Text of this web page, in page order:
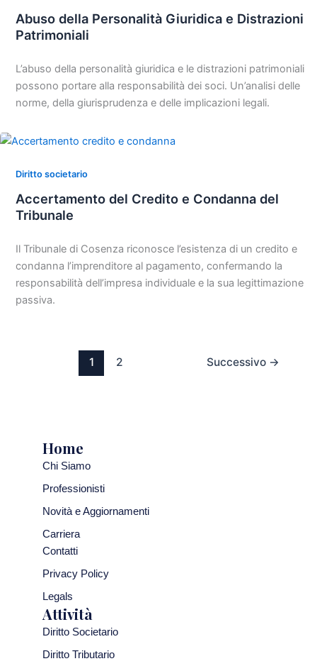
Abuso della Personalità Giuridica e Distrazioni
Patrimoniali
L’abuso della personalità giuridica e le distrazioni patrimoniali
possono portare alla responsabilità dei soci. Un’analisi delle
norme, della giurisprudenza e delle implicazioni legali.
Diritto societario
Accertamento del Credito e Condanna del
Tribunale
Il Tribunale di Cosenza riconosce l’esistenza di un credito e
condanna l’imprenditore al pagamento, confermando la
responsabilità dell’impresa individuale e la sua legittimazione
passiva.
1 2 Successivo →
Home
Chi Siamo
Professionisti
Novità e Aggiornamenti
Carriera
Contatti
Privacy Policy
Legals
Attività
Diritto Societario
Diritto Tributario